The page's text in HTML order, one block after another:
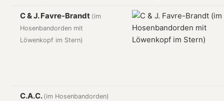
C & J. Favre-Brandt (im
Hosenbandorden mit
Löwenkopf im Stern)
C.A.C. (im Hosenbandorden)